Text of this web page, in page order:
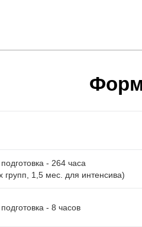
- 264 часа
групп, 1,5 мес. для интенсива)
- 8 часов